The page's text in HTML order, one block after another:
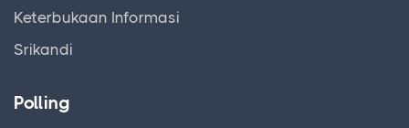
Keterbukaan Informasi
Srikandi
Polling